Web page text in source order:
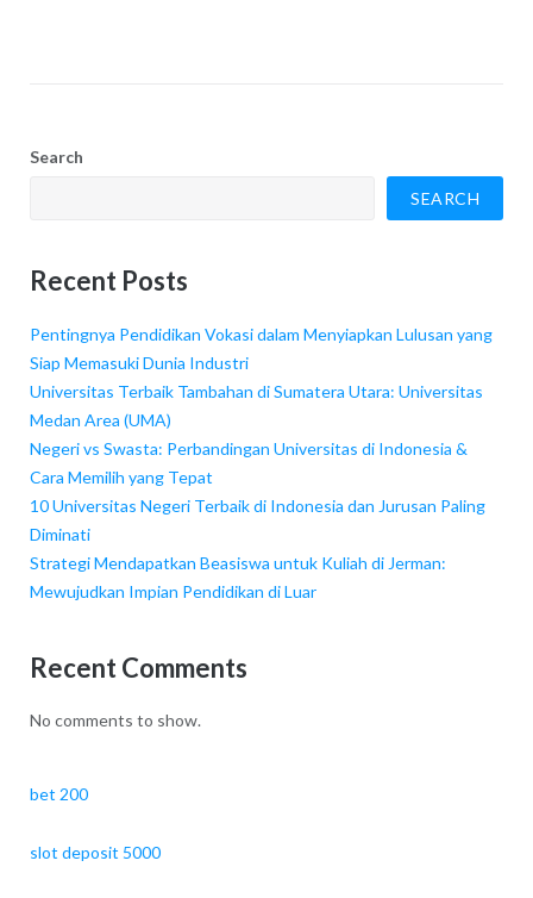
Search
SEARCH
Recent Posts
Pentingnya Pendidikan Vokasi dalam Menyiapkan Lulusan yang
Siap Memasuki Dunia Industri
Universitas Terbaik Tambahan di Sumatera Utara: Universitas
Medan Area (UMA)
Negeri vs Swasta: Perbandingan Universitas di Indonesia &
Cara Memilih yang Tepat
10 Universitas Negeri Terbaik di Indonesia dan Jurusan Paling
Diminati
Strategi Mendapatkan Beasiswa untuk Kuliah di Jerman:
Mewujudkan Impian Pendidikan di Luar
Recent Comments
No comments to show.
bet 200
slot deposit 5000